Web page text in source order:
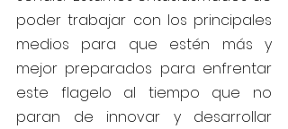
poder trabajar con los principales
medios para que estén más y
mejor preparados para enfrentar
este flagelo al tiempo que no
paran de innovar y desarrollar